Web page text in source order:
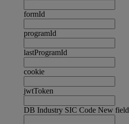
formId
programId
lastProgramId
cookie
jwtToken
DB Industry SIC Code New field